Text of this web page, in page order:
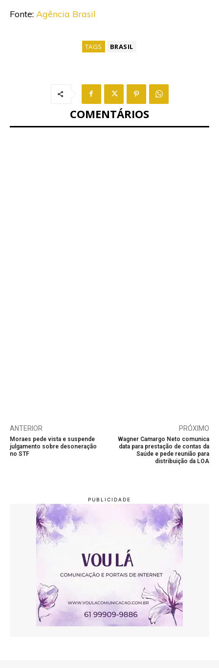
Fonte: Agência Brasil
TAGS BRASIL
COMENTÁRIOS
ANTERIOR
Moraes pede vista e suspende
julgamento sobre desoneração
no STF
PRÓXIMO
Wagner Camargo Neto comunica
data para prestação de contas da
Saúde e pede reunião para
distribuição da LOA